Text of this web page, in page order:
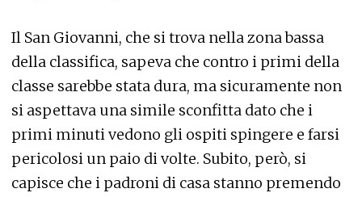
Il San Giovanni, che si trova nella zona bassa
della classifica, sapeva che contro i primi della
classe sarebbe stata dura, ma sicuramente non
si aspettava una simile sconfitta dato che i
primi minuti vedono gli ospiti spingere e farsi
pericolosi un paio di volte. Subito, però, si
capisce che i padroni di casa stanno premendo